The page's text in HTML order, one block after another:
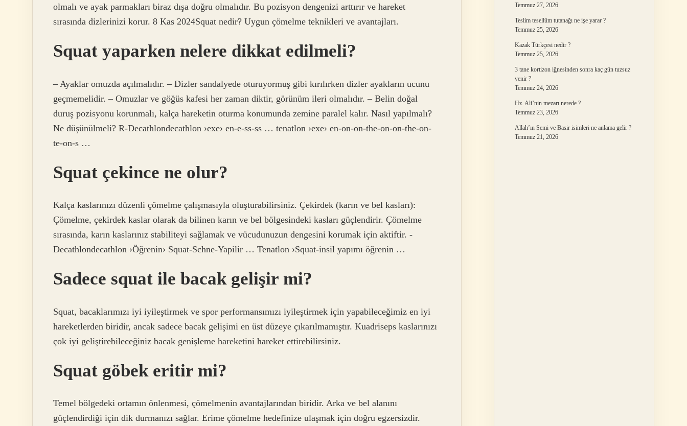
olmalı ve ayak parmakları biraz dışa doğru olmalıdır. Bu pozisyon dengenizi arttırır ve hareket
sırasında dizlerinizi korur. 8 Kas 2024Squat nedir? Uygun çömelme teknikleri ve avantajları.
Squat yaparken nelere dikkat edilmeli?
– Ayaklar omuzda açılmalıdır. – Dizler sandalyede oturuyormuş gibi kırılırken dizler ayakların ucunu
geçmemelidir. – Omuzlar ve göğüs kafesi her zaman diktir, görünüm ileri olmalıdır. – Belin doğal
duruş pozisyonu korunmalı, kalça hareketin oturma konumunda zemine paralel kalır. Nasıl yapılmalı?
Ne düşünülmeli? R-Decathlondecathlon ›exe› en-e-ss-ss … tenatlon ›exe› en-on-on-the-on-on-the-on-
te-on-s …
Squat çekince ne olur?
Kalça kaslarınızı düzenli çömelme çalışmasıyla oluşturabilirsiniz. Çekirdek (karın ve bel kasları):
Çömelme, çekirdek kaslar olarak da bilinen karın ve bel bölgesindeki kasları güçlendirir. Çömelme
sırasında, karın kaslarınız stabiliteyi sağlamak ve vücudunuzun dengesini korumak için aktiftir. -
Decathlondecathlon ›Öğrenin› Squat-Schne-Yapilir … Tenatlon ›Squat-insil yapımı öğrenin …
Sadece squat ile bacak gelişir mi?
Squat, bacaklarımızı iyi iyileştirmek ve spor performansımızı iyileştirmek için yapabileceğimiz en iyi
hareketlerden biridir, ancak sadece bacak gelişimi en üst düzeye çıkarılmamıştır. Kuadriseps kaslarınızı
çok iyi geliştirebileceğiniz bacak genişleme hareketini hareket ettirebilirsiniz.
Squat göbek eritir mi?
Temel bölgedeki ortamın önlenmesi, çömelmenin avantajlarından biridir. Arka ve bel alanını
güçlendirdiği için dik durmanızı sağlar. Erime çömelme hedefinize ulaşmak için doğru egzersizdir.
Temmuz 27, 2026
Teslim tesellüm tutanağı ne işe yarar ?
Temmuz 25, 2026
Kazak Türkçesi nedir ?
Temmuz 25, 2026
3 tane kortizon iğnesinden sonra kaç gün tuzsuz
yenir ?
Temmuz 24, 2026
Hz. Ali’nin mezarı nerede ?
Temmuz 23, 2026
Allah’ın Semi ve Basir isimleri ne anlama gelir ?
Temmuz 21, 2026